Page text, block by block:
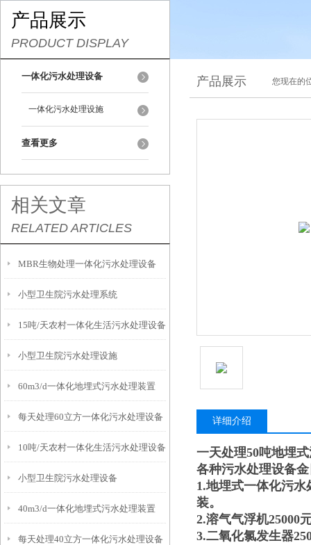
产品展示
PRODUCT DISPLAY
一体化污水处理设备
一体化污水处理设施
查看更多
相关文章
RELATED ARTICLES
MBR生物处理一体化污水处理设备
小型卫生院污水处理系统
15吨/天农村一体化生活污水处理设备
小型卫生院污水处理设施
60m3/d一体化地埋式污水处理装置
每天处理60立方一体化污水处理设备
10吨/天农村一体化生活污水处理设备
小型卫生院污水处理设备
40m3/d一体化地埋式污水处理装置
每天处理40立方一体化污水处理设备
产品展示 您现在的
详细介绍
一天处理50吨地埋
各种污水处理设备
1.地埋式一体化污
装。
2.溶气气浮机25000
3.二氧化氯发生器